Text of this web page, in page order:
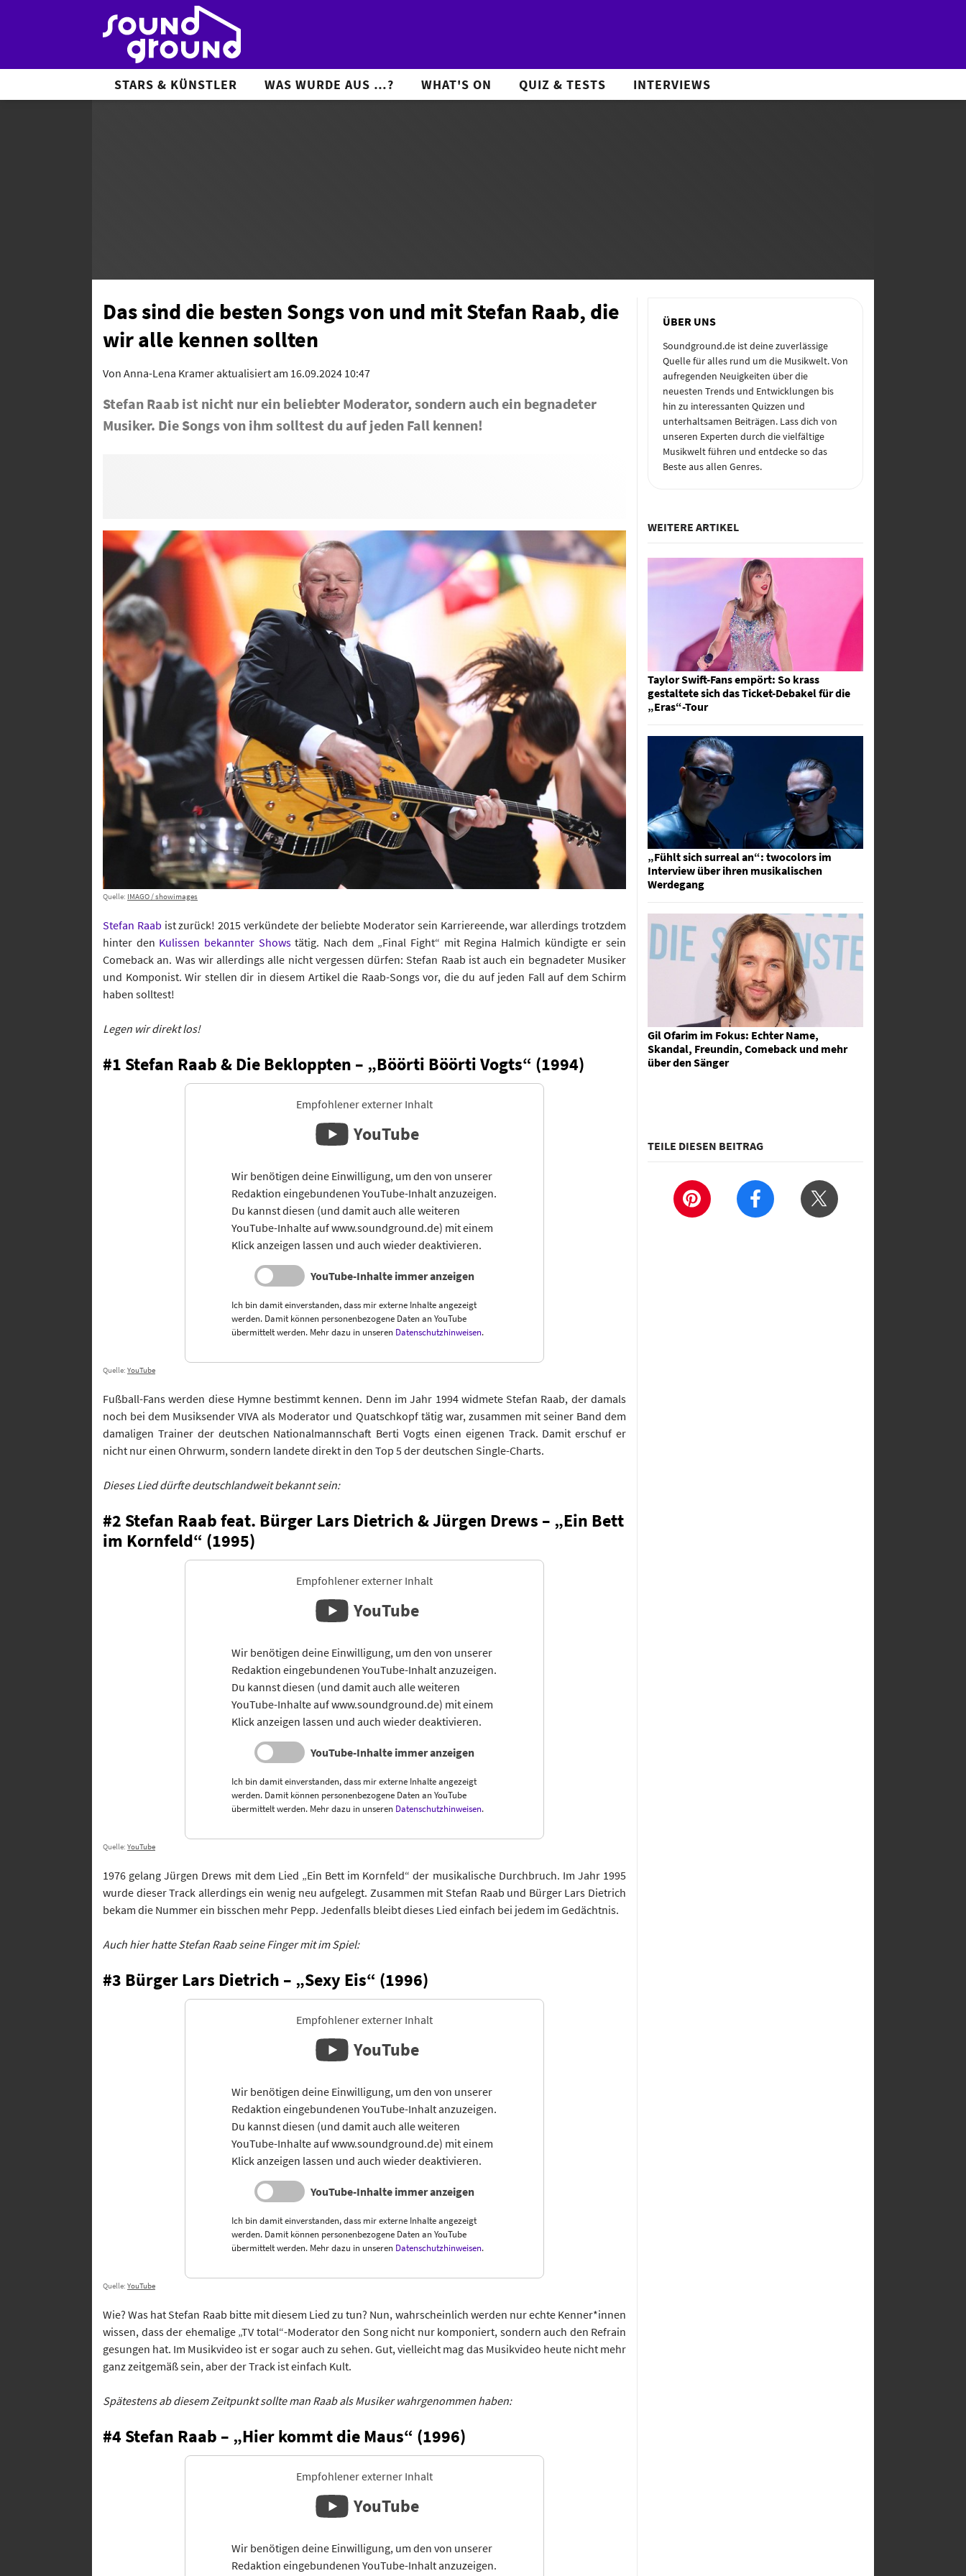
STARS & KÜNSTLER WAS WURDE AUS …? WHAT'S ON QUIZ & TESTS INTERVIEWS
Das sind die besten Songs von und mit Stefan Raab, die
wir alle kennen sollten
Von Anna-Lena Krameraktualisiert am 16.09.2024 10:47
Stefan Raab ist nicht nur ein beliebter Moderator, sondern auch ein begnadeter
Musiker. Die Songs von ihm solltest du auf jeden Fall kennen!
Quelle: IMAGO / showimages
Stefan Raab ist zurück! 2015 verkündete der beliebte Moderator sein Karriereende, war allerdings trotzdem
hinter den Kulissen bekannter Showstätig. Nach dem „Final Fight“ mit Regina Halmich kündigte er sein
Comeback an. Was wir allerdings alle nicht vergessen dürfen: Stefan Raab ist auch ein begnadeter Musiker
und Komponist. Wir stellen dir in diesem Artikel die Raab-Songs vor, die du auf jeden Fall auf dem Schirm
haben solltest!
Legen wir direkt los!
#1 Stefan Raab & Die Bekloppten – „Böörti Böörti Vogts“ (1994)
Empfohlener externer Inhalt
YouTube
Wir benötigen deine Einwilligung, um den von unserer
Redaktion eingebundenen YouTube-Inhalt anzuzeigen.
Du kannst diesen (und damit auch alle weiteren
YouTube-Inhalte auf www.soundground.de) mit einem
Klick anzeigen lassen und auch wieder deaktivieren.
YouTube-Inhalte immer anzeigen
Ich bin damit einverstanden, dass mir externe Inhalte angezeigt
werden. Damit können personenbezogene Daten an YouTube
übermittelt werden. Mehr dazu in unseren Datenschutzhinweisen.
Quelle: YouTube
Fußball-Fans werden diese Hymne bestimmt kennen. Denn im Jahr 1994 widmete Stefan Raab, der damals
noch bei dem Musiksender VIVA als Moderator und Quatschkopf tätig war, zusammen mit seiner Band dem
damaligen Trainer der deutschen Nationalmannschaft Berti Vogts einen eigenen Track. Damit erschuf er
nicht nur einen Ohrwurm, sondern landete direkt in den Top 5 der deutschen Single-Charts.
Dieses Lied dürfte deutschlandweit bekannt sein:
#2 Stefan Raab feat. Bürger Lars Dietrich & Jürgen Drews – „Ein Bett
im Kornfeld“ (1995)
Empfohlener externer Inhalt
YouTube
Wir benötigen deine Einwilligung, um den von unserer
Redaktion eingebundenen YouTube-Inhalt anzuzeigen.
Du kannst diesen (und damit auch alle weiteren
YouTube-Inhalte auf www.soundground.de) mit einem
Klick anzeigen lassen und auch wieder deaktivieren.
YouTube-Inhalte immer anzeigen
Ich bin damit einverstanden, dass mir externe Inhalte angezeigt
werden. Damit können personenbezogene Daten an YouTube
übermittelt werden. Mehr dazu in unseren Datenschutzhinweisen.
Quelle: YouTube
1976 gelang Jürgen Drews mit dem Lied „Ein Bett im Kornfeld“ der musikalische Durchbruch. Im Jahr 1995
wurde dieser Track allerdings ein wenig neu aufgelegt. Zusammen mit Stefan Raab und Bürger Lars Dietrich
bekam die Nummer ein bisschen mehr Pepp. Jedenfalls bleibt dieses Lied einfach bei jedem im Gedächtnis.
Auch hier hatte Stefan Raab seine Finger mit im Spiel:
#3 Bürger Lars Dietrich – „Sexy Eis“ (1996)
Empfohlener externer Inhalt
YouTube
Wir benötigen deine Einwilligung, um den von unserer
Redaktion eingebundenen YouTube-Inhalt anzuzeigen.
Du kannst diesen (und damit auch alle weiteren
YouTube-Inhalte auf www.soundground.de) mit einem
Klick anzeigen lassen und auch wieder deaktivieren.
YouTube-Inhalte immer anzeigen
Ich bin damit einverstanden, dass mir externe Inhalte angezeigt
werden. Damit können personenbezogene Daten an YouTube
übermittelt werden. Mehr dazu in unseren Datenschutzhinweisen.
Quelle: YouTube
Wie? Was hat Stefan Raab bitte mit diesem Lied zu tun? Nun, wahrscheinlich werden nur echte Kenner*innen
wissen, dass der ehemalige „TV total“-Moderator den Song nicht nur komponiert, sondern auch den Refrain
gesungen hat. Im Musikvideo ist er sogar auch zu sehen. Gut, vielleicht mag das Musikvideo heute nicht mehr
ganz zeitgemäß sein, aber der Track ist einfach Kult.
Spätestens ab diesem Zeitpunkt sollte man Raab als Musiker wahrgenommen haben:
#4 Stefan Raab – „Hier kommt die Maus“ (1996)
Empfohlener externer Inhalt
YouTube
Wir benötigen deine Einwilligung, um den von unserer
Redaktion eingebundenen YouTube-Inhalt anzuzeigen.
ÜBER UNS
Soundground.de ist deine zuverlässige
Quelle für alles rund um die Musikwelt. Von
aufregenden Neuigkeiten über die
neuesten Trends und Entwicklungen bis
hin zu interessanten Quizzen und
unterhaltsamen Beiträgen. Lass dich von
unseren Experten durch die vielfältige
Musikwelt führen und entdecke so das
Beste aus allen Genres.
WEITERE ARTIKEL
Taylor Swift-Fans empört: So krass
gestaltete sich das Ticket-Debakel für die
„Eras“-Tour
„Fühlt sich surreal an“: twocolors im
Interview über ihren musikalischen
Werdegang
Gil Ofarim im Fokus: Echter Name,
Skandal, Freundin, Comeback und mehr
über den Sänger
TEILE DIESEN BEITRAG